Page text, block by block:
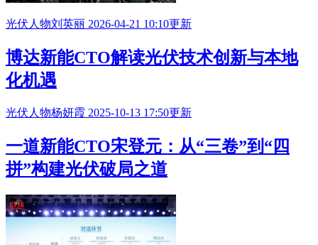
光伏人物刘英丽 2026-04-21 10:10更新
博达新能CTO解读光伏技术创新与本地
化机遇
光伏人物杨妍霞 2025-10-13 17:50更新
一道新能CTO宋登元：从“三卷”到“四
拼”构建光伏破局之道